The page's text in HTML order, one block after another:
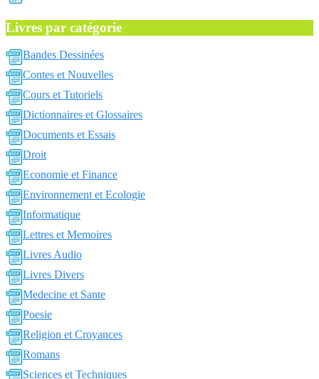
Livres par catégorie
Bandes Dessinées
Contes et Nouvelles
Cours et Tutoriels
Dictionnaires et Glossaires
Documents et Essais
Droit
Economie et Finance
Environnement et Ecologie
Informatique
Lettres et Memoires
Livres Audio
Livres Divers
Medecine et Sante
Poesie
Religion et Croyances
Romans
Sciences et Techniques